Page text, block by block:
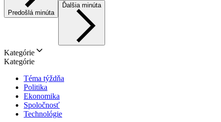
Predošlá minúta
Ďalšia minúta
Kategórie
Kategórie
Téma týždňa
Politika
Ekonomika
Spoločnosť
Technológie